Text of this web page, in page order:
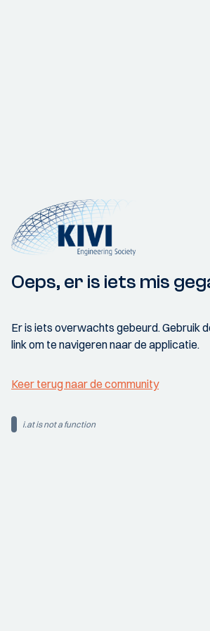
Oeps, er is iets mis
Er is iets overwachts gebeurd. Gebruik
link om te navigeren naar de applicatie.
Keer terug naar de community
i.at is not a function